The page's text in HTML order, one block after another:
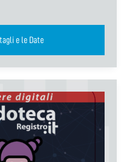
Vedi tutti i Dettagli e le Date